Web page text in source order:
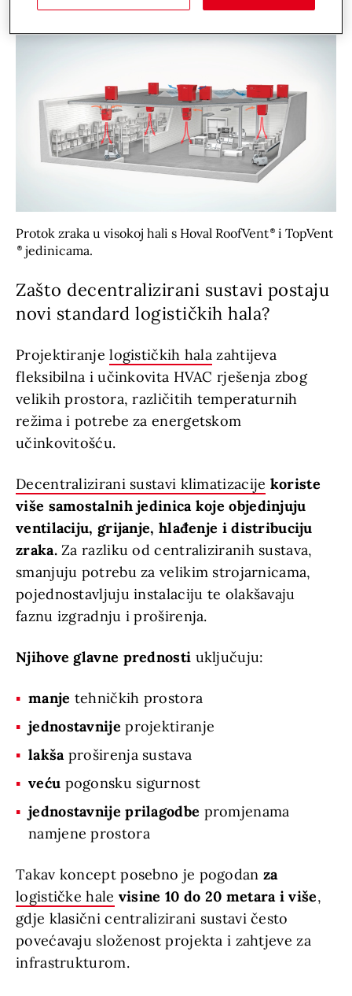
max
Protok zraka u visokoj hali s Hoval RoofVent i TopVent
jedinicama.
Zašto decentralizirani sustavi postaju
novi standard logističkih hala?
Projektiranjelogističkih hala zahtijeva
fleksibilna i učinkovita HVAC rješenja zbog
velikih prostora, različitih temperaturnih
režima i potrebe za energetskom
učinkovitošću.
Decentralizirani sustavi klimatizacije koriste
više samostalnih jedinica koje objedinjuju
ventilaciju, grijanje, hlađenje i distribuciju
zraka.Za razliku od centraliziranih sustava,
smanjuju potrebu za velikim strojarnicama,
pojednostavljuju instalaciju te olakšavaju
faznu izgradnju i proširenja.
Njihove glavne prednosti uključuju:
manje tehničkih prostora
jednostavnijeprojektiranje
lakša proširenja sustava
veću pogonsku sigurnost
jednostavnije prilagodbe promjenama
namjene prostora
Takav koncept posebno je pogodan za
logističke hale visine 10 do 20 metara i više,
gdje klasični centralizirani sustavi često
povećavaju složenost projekta i zahtjeve za
infrastrukturom.